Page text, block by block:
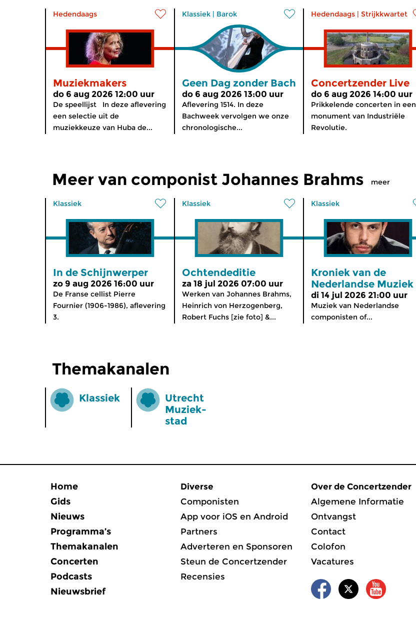
Hedendaags
Muziekmakers
do 6 aug 2026 12:00 uur
De speellijst In deze aflevering
een selectie uit de
muziekkeuze van Huba de...
Klassiek | Barok
Geen Dag zonder Bach
do 6 aug 2026 13:00 uur
Aflevering 1514. In deze
Bachweek vervolgen we onze
chronologische...
Hedendaags | Strijkkwartet
Concertzender Live
do 6 aug 2026 14:00 uur
Prikkelende concerten in een
monument van Industriële
Revolutie.
Meer van componist Johannes Brahms meer
Klassiek
In de Schijnwerper
zo 9 aug 2026 16:00 uur
De Franse cellist Pierre
Fournier (1906-1986), aflevering
3.
Klassiek
Ochtendeditie
za 18 jul 2026 07:00 uur
Werken van Johannes Brahms,
Heinrich von Herzogenberg,
Robert Fuchs [zie foto] &...
Klassiek
Kroniek van de
Nederlandse Muziek
di 14 jul 2026 21:00 uur
Muziek van Nederlandse
componisten of...
Themakanalen
Klassiek
Utrecht
Muziek­
stad
Home
Gids
Nieuws
Programma’s
Themakanalen
Concerten
Podcasts
Nieuwsbrief
Diverse
Componisten
App voor iOS en Android
Partners
Adverteren en Sponsoren
Steun de Concertzender
Recensies
Over de Concertzender
Algemene Informatie
Ontvangst
Contact
Colofon
Vacatures